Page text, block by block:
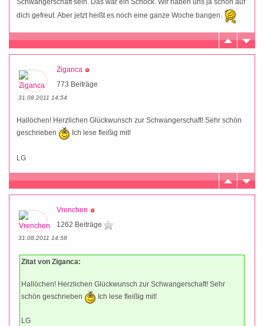
Schwangerschaft sein. Das war ein Schock. Wir haben uns ja schon auf
dich gefreut. Aber jetzt heißt es noch eine ganze Woche bangen.
Ziganca
773 Beiträge
31.08.2011 14:54
Hallöchen! Herzlichen Glückwunsch zur Schwangerschaft! Sehr schön
geschrieben
Ich lese fleißig mit!
LG
Vrenchen
1262 Beiträge
31.08.2011 14:58
Zitat von Ziganca:
Hallöchen! Herzlichen Glückwunsch zur Schwangerschaft! Sehr
schön geschrieben
Ich lese fleißig mit!
LG